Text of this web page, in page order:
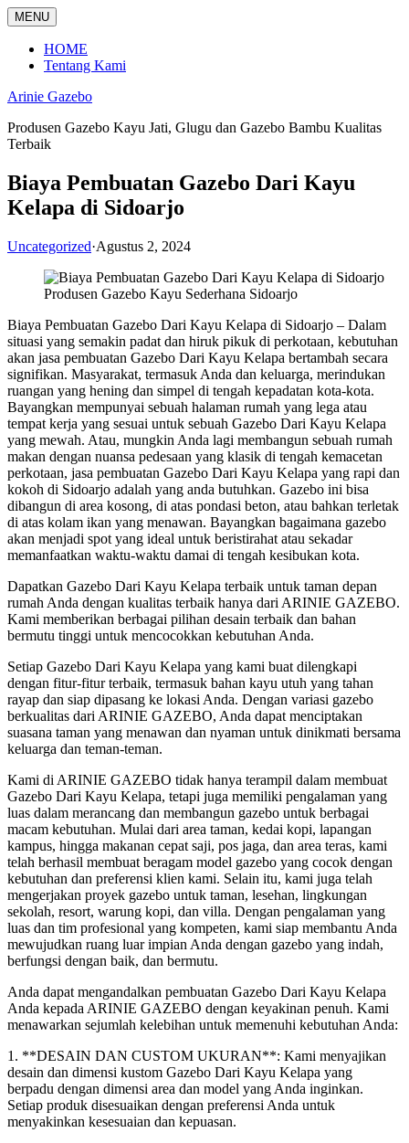
Langsung
ke
konten
MENU
HOME
Tentang Kami
Arinie Gazebo
Produsen Gazebo Kayu Jati, Glugu dan Gazebo Bambu Kualitas
Terbaik
Biaya Pembuatan Gazebo Dari Kayu
Kelapa di Sidoarjo
Uncategorized·Agustus 2, 2024
Produsen Gazebo Kayu Sederhana Sidoarjo
Biaya Pembuatan Gazebo Dari Kayu Kelapa di Sidoarjo – Dalam
situasi yang semakin padat dan hiruk pikuk di perkotaan, kebutuhan
akan jasa pembuatan Gazebo Dari Kayu Kelapa bertambah secara
signifikan. Masyarakat, termasuk Anda dan keluarga, merindukan
ruangan yang hening dan simpel di tengah kepadatan kota-kota.
Bayangkan mempunyai sebuah halaman rumah yang lega atau
tempat kerja yang sesuai untuk sebuah Gazebo Dari Kayu Kelapa
yang mewah. Atau, mungkin Anda lagi membangun sebuah rumah
makan dengan nuansa pedesaan yang klasik di tengah kemacetan
perkotaan, jasa pembuatan Gazebo Dari Kayu Kelapa yang rapi dan
kokoh di Sidoarjo adalah yang anda butuhkan. Gazebo ini bisa
dibangun di area kosong, di atas pondasi beton, atau bahkan terletak
di atas kolam ikan yang menawan. Bayangkan bagaimana gazebo
akan menjadi spot yang ideal untuk beristirahat atau sekadar
memanfaatkan waktu-waktu damai di tengah kesibukan kota.
Dapatkan Gazebo Dari Kayu Kelapa terbaik untuk taman depan
rumah Anda dengan kualitas terbaik hanya dari ARINIE GAZEBO.
Kami memberikan berbagai pilihan desain terbaik dan bahan
bermutu tinggi untuk mencocokkan kebutuhan Anda.
Setiap Gazebo Dari Kayu Kelapa yang kami buat dilengkapi
dengan fitur-fitur terbaik, termasuk bahan kayu utuh yang tahan
rayap dan siap dipasang ke lokasi Anda. Dengan variasi gazebo
berkualitas dari ARINIE GAZEBO, Anda dapat menciptakan
suasana taman yang menawan dan nyaman untuk dinikmati bersama
keluarga dan teman-teman.
Kami di ARINIE GAZEBO tidak hanya terampil dalam membuat
Gazebo Dari Kayu Kelapa, tetapi juga memiliki pengalaman yang
luas dalam merancang dan membangun gazebo untuk berbagai
macam kebutuhan. Mulai dari area taman, kedai kopi, lapangan
kampus, hingga makanan cepat saji, pos jaga, dan area teras, kami
telah berhasil membuat beragam model gazebo yang cocok dengan
kebutuhan dan preferensi klien kami. Selain itu, kami juga telah
mengerjakan proyek gazebo untuk taman, lesehan, lingkungan
sekolah, resort, warung kopi, dan villa. Dengan pengalaman yang
luas dan tim profesional yang kompeten, kami siap membantu Anda
mewujudkan ruang luar impian Anda dengan gazebo yang indah,
berfungsi dengan baik, dan bermutu.
Anda dapat mengandalkan pembuatan Gazebo Dari Kayu Kelapa
Anda kepada ARINIE GAZEBO dengan keyakinan penuh. Kami
menawarkan sejumlah kelebihan untuk memenuhi kebutuhan Anda:
1. **DESAIN DAN CUSTOM UKURAN**: Kami menyajikan
desain dan dimensi kustom Gazebo Dari Kayu Kelapa yang
berpadu dengan dimensi area dan model yang Anda inginkan.
Setiap produk disesuaikan dengan preferensi Anda untuk
menyakinkan kesesuaian dan kepuasan.